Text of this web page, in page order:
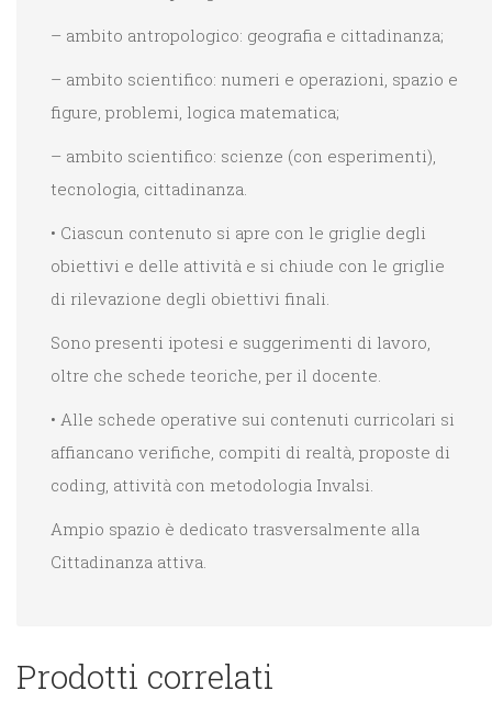
– ambito antropologico: geografia e cittadinanza;
– ambito scientifico: numeri e operazioni, spazio e
figure, problemi, logica matematica;
– ambito scientifico: scienze (con esperimenti),
tecnologia, cittadinanza.
• Ciascun contenuto si apre con le griglie degli
obiettivi e delle attività e si chiude con le griglie
di rilevazione degli obiettivi finali.
Sono presenti ipotesi e suggerimenti di lavoro,
oltre che schede teoriche, per il docente.
• Alle schede operative sui contenuti curricolari si
affiancano verifiche, compiti di realtà, proposte di
coding, attività con metodologia Invalsi.
Ampio spazio è dedicato trasversalmente alla
Cittadinanza attiva.
Prodotti correlati